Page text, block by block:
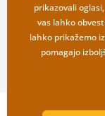
prikazovali
vas lahko
lahko prikažemo
pomagajo